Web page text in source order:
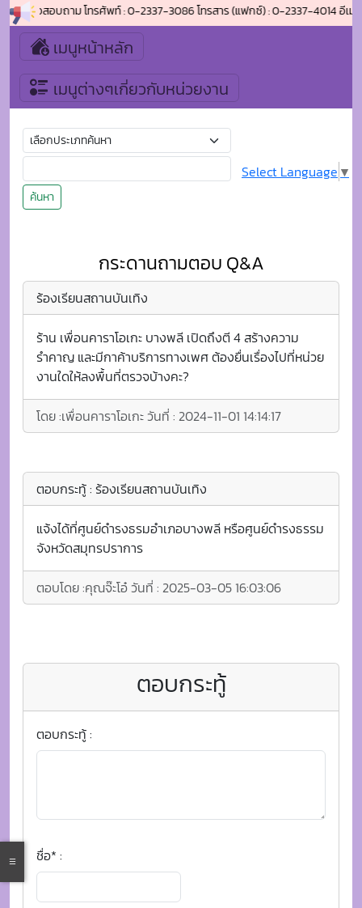
ดต่อสอบถาม โทรศัพท์ : 0-2337-3086 โทรสาร (แฟกซ์) : 0-2337-4014 อีเมล์
เมนูหน้าหลัก
เมนูต่างๆเกี่ยวกับหน่วยงาน
ค้นหา
Select Language ▼
กระดานถามตอบ Q&A
ร้องเรียนสถานบันเทิง
ร้าน เพื่อนคาราโอเกะ บางพลี เปิดถึงตี 4 สร้างความ
รำคาญ และมีกาค้าบริการทางเพศ ต้องยื่นเรื่องไปที่หน่วย
งานใดให้ลงพื้นที่ตรวจบ้างคะ?
โดย :เพื่อนคาราโอเกะ วันที่ : 2024-11-01 14:14:17
ตอบกระทู้ : ร้องเรียนสถานบันเทิง
แจ้งได้ที่ศูนย์ดำรงธรมอำเภอบางพลี หรือศูนย์ดำรงธรรม
จังหวัดสมุทรปราการ
ตอบโดย :คุณจ๊ะโอ๋ วันที่ : 2025-03-05 16:03:06
ตอบกระทู้
ตอบกระทู้ :
ชื่อ* :